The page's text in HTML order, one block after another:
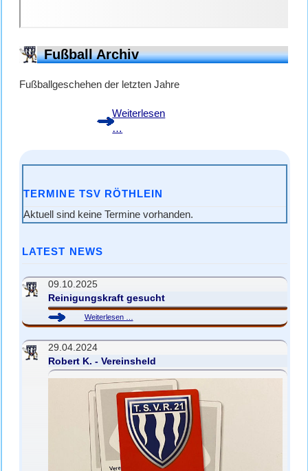
Fußball Archiv
Fußballgeschehen der letzten Jahre
Weiterlesen
…
TERMINE TSV RÖTHLEIN
Aktuell sind keine Termine vorhanden.
LATEST NEWS
09.10.2025
Reinigungskraft gesucht
Weiterlesen …
gesucht
29.04.2024
Robert K. - Vereinsheld